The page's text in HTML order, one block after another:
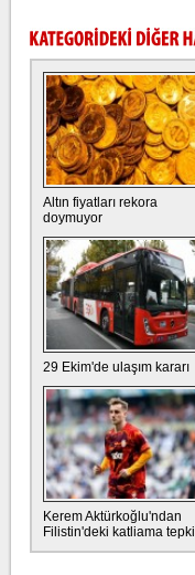
Altın fiyatları rekora
doymuyor
29 Ekim'de ulaşım kararı
Kerem Aktürkoğlu'ndan
Filistin'deki katliama tepki